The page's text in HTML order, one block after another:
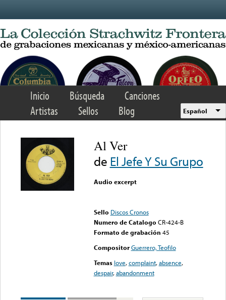
Inicio Búsqueda
Canciones
Artistas
Sellos Blog Español
Al Ver
de El Jefe Y Su Grupo
Audio excerpt
Sello Discos Cronos
Numero de Catalogo CR-424-B
Formato de grabación 45
Compositor Guerrero, Teofilo
Temas love,complaint,absence,
despair,abandonment